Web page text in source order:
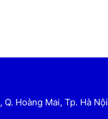
Hoàng Mai, Tp. Hà Nội